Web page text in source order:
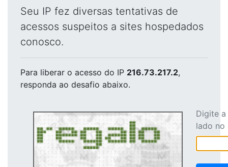
Seu IP fez diversas tentativas de
acessos suspeitos a sites hospedados
conosco.
Para liberar o acesso do IP 216.73.217.2,
responda ao desafio abaixo.
Digite
lado no